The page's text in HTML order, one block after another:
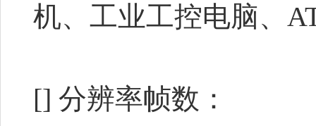
机、工业工控电脑、
[] 分辨率帧数：